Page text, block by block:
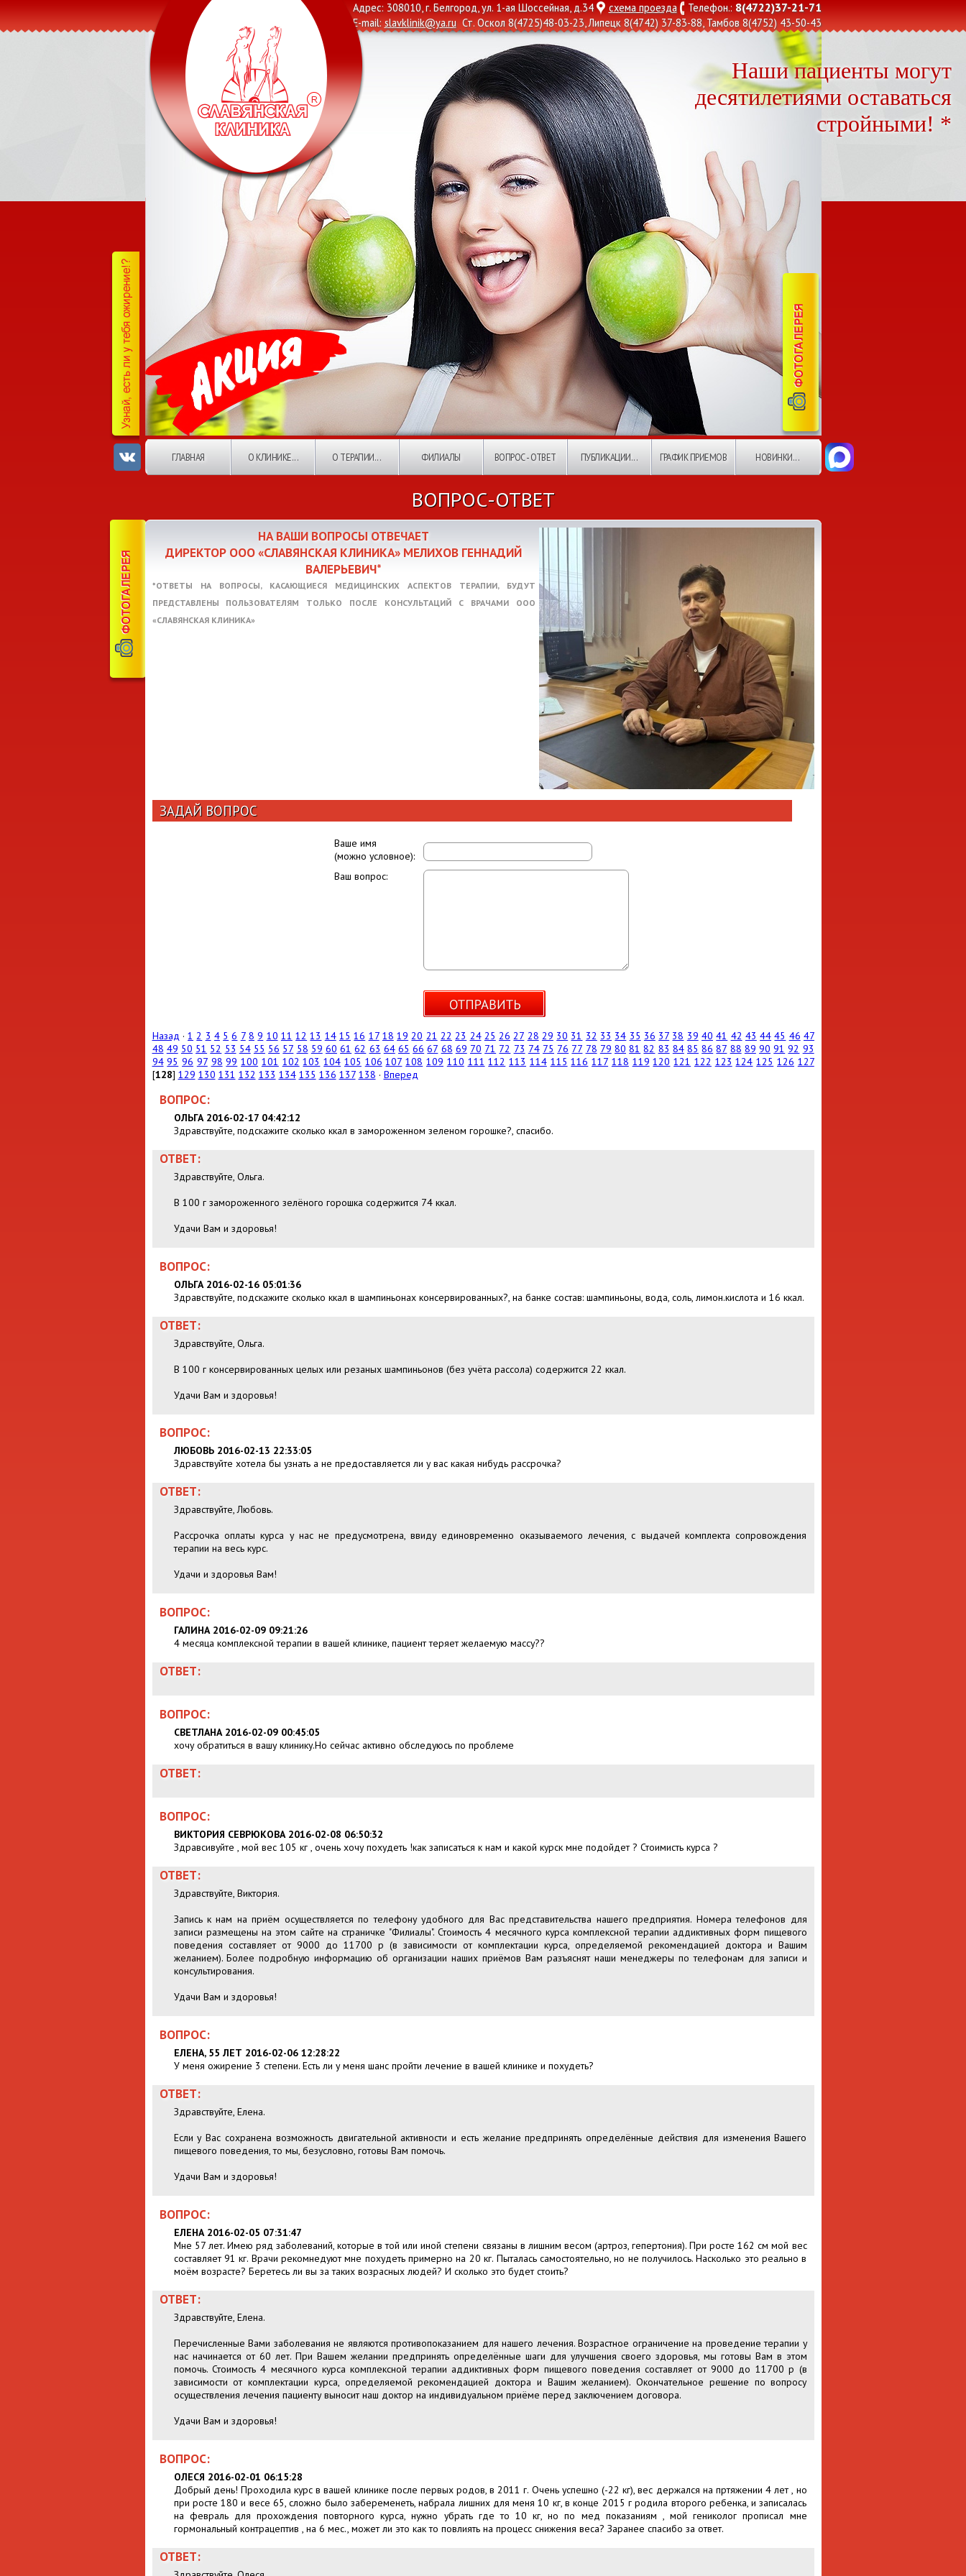
Адрес: 308010, г. Белгород, ул. 1-ая Шоссейная, д.34 схема проезда Телефон.: 8(4722)37-21-71
E-mail: slavklinik@ya.ruСт. Оскол 8(4725)48-03-23, Липецк 8(4742) 37-83-88, Тамбов 8(4752) 43-50-43
Наши пациенты могут
десятилетиями оставаться
стройными! *
ГЛАВНАЯ О КЛИНИКЕ... О ТЕРАПИИ... ФИЛИАЛЫ ВОПРОС - ОТВЕТ ПУБЛИКАЦИИ... ГРАФИК ПРИЕМОВ НОВИНКИ...
ВОПРОС-ОТВЕТ
НА ВАШИ ВОПРОСЫ ОТВЕЧАЕТ
ДИРЕКТОР ООО «СЛАВЯНСКАЯ КЛИНИКА» МЕЛИХОВ ГЕННАДИЙ
ВАЛЕРЬЕВИЧ*
*ОТВЕТЫ НА ВОПРОСЫ, КАСАЮЩИЕСЯ МЕДИЦИНСКИХ АСПЕКТОВ ТЕРАПИИ, БУДУТ
ПРЕДСТАВЛЕНЫ ПОЛЬЗОВАТЕЛЯМ ТОЛЬКО ПОСЛЕ КОНСУЛЬТАЦИЙ С ВРАЧАМИ ООО
«СЛАВЯНСКАЯ КЛИНИКА»
ЗАДАЙ ВОПРОС
Ваше имя
(можно условное):
Ваш вопрос:
Назад ·1 2 3 4 5 6 7 8 9 10 11 12 13 14 15 16 17 18 19 20 21 22 23 24 25 26 27 28 29 30 31 32 33 34 35 36 37 38 39 40 41 42 43 44 45 46 47
48 49 50 51 52 53 54 55 56 57 58 59 60 61 62 63 64 65 66 67 68 69 70 71 72 73 74 75 76 77 78 79 80 81 82 83 84 85 86 87 88 89 90 91 92 93
94 95 96 97 98 99 100 101 102 103 104 105 106 107 108 109 110 111 112 113 114 115 116 117 118 119 120 121 122 123 124 125 126 127
[128] 129 130 131 132 133 134 135 136 137 138 · Вперед
ВОПРОС:
ОЛЬГА 2016-02-17 04:42:12
Здравствуйте, подскажите сколько ккал в замороженном зеленом горошке?, спасибо.
ОТВЕТ:
Здравствуйте, Ольга.
В 100 г замороженного зелёного горошка содержится 74 ккал.
Удачи Вам и здоровья!
ВОПРОС:
ОЛЬГА 2016-02-16 05:01:36
Здравствуйте, подскажите сколько ккал в шампиньонах консервированных?, на банке состав: шампиньоны, вода, соль, лимон.кислота и 16 ккал.
ОТВЕТ:
Здравствуйте, Ольга.
В 100 г консервированных целых или резаных шампиньонов (без учёта рассола) содержится 22 ккал.
Удачи Вам и здоровья!
ВОПРОС:
ЛЮБОВЬ 2016-02-13 22:33:05
Здравствуйте хотела бы узнать а не предоставляется ли у вас какая нибудь рассрочка?
ОТВЕТ:
Здравствуйте, Любовь.
Рассрочка оплаты курса у нас не предусмотрена, ввиду единовременно оказываемого лечения, с выдачей комплекта сопровождения
терапии на весь курс.
Удачи и здоровья Вам!
ВОПРОС:
ГАЛИНА 2016-02-09 09:21:26
4 месяца комплексной терапии в вашей клинике, пациент теряет желаемую массу??
ОТВЕТ:
ВОПРОС:
СВЕТЛАНА 2016-02-09 00:45:05
хочу обратиться в вашу клинику.Но сейчас активно обследуюсь по проблеме
ОТВЕТ:
ВОПРОС:
ВИКТОРИЯ СЕВРЮКОВА 2016-02-08 06:50:32
Здравсивуйте , мой вес 105 кг , очень хочу похудеть !как записаться к нам и какой курск мне подойдет ? Стоимисть курса ?
ОТВЕТ:
Здравствуйте, Виктория.
Запись к нам на приём осуществляется по телефону удобного для Вас представительства нашего предприятия. Номера телефонов для
записи размещены на этом сайте на страничке "Филиалы". Стоимость 4 месячного курса комплексной терапии аддиктивных форм пищевого
поведения составляет от 9000 до 11700 р (в зависимости от комплектации курса, определяемой рекомендацией доктора и Вашим
желанием). Более подробную информацию об организации наших приёмов Вам разъяснят наши менеджеры по телефонам для записи и
консультирования.
Удачи Вам и здоровья!
ВОПРОС:
ЕЛЕНА, 55 ЛЕТ 2016-02-06 12:28:22
У меня ожирение 3 степени. Есть ли у меня шанс пройти лечение в вашей клинике и похудеть?
ОТВЕТ:
Здравствуйте, Елена.
Если у Вас сохранена возможность двигательной активности и есть желание предпринять определённые действия для изменения Вашего
пищевого поведения, то мы, безусловно, готовы Вам помочь.
Удачи Вам и здоровья!
ВОПРОС:
ЕЛЕНА 2016-02-05 07:31:47
Мне 57 лет. Имею ряд заболеваний, которые в той или иной степени связаны в лишним весом (артроз, гепертония). При росте 162 см мой вес
составляет 91 кг. Врачи рекомнедуют мне похудеть примерно на 20 кг. Пыталась самостоятельно, но не получилось. Насколько это реально в
моём возрасте? Беретесь ли вы за таких возрасных людей? И сколько это будет стоить?
ОТВЕТ:
Здравствуйте, Елена.
Перечисленные Вами заболевания не являются противопоказанием для нашего лечения. Возрастное ограничение на проведение терапии у
нас начинается от 60 лет. При Вашем желании предпринять определённые шаги для улучшения своего здоровья, мы готовы Вам в этом
помочь. Стоимость 4 месячного курса комплексной терапии аддиктивных форм пищевого поведения составляет от 9000 до 11700 р (в
зависимости от комплектации курса, определяемой рекомендацией доктора и Вашим желанием). Окончательное решение по вопросу
осуществления лечения пациенту выносит наш доктор на индивидуальном приёме перед заключением договора.
Удачи Вам и здоровья!
ВОПРОС:
ОЛЕСЯ 2016-02-01 06:15:28
Добрый день! Проходила курс в вашей клинике после первых родов, в 2011 г. Очень успешно (-22 кг), вес держался на пртяжении 4 лет , но
при росте 180 и весе 65, сложно было забеременеть, набрала лишних для меня 10 кг, в конце 2015 г родила второго ребенка, и записалась
на февраль для прохождения повторного курса, нужно убрать где то 10 кг, но по мед показаниям , мой гениколог прописал мне
гормональный контрацептив , на 6 мес., может ли это как то повлиять на процесс снижения веса? Заранее спасибо за ответ.
ОТВЕТ: